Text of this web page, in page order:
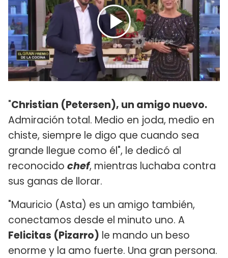
"Christian (Petersen), un amigo nuevo.
Admiración total. Medio en joda, medio en
chiste, siempre le digo que cuando sea
grande llegue como él", le dedicó al
reconocido chef, mientras luchaba contra
sus ganas de llorar.
"Mauricio (Asta) es un amigo también,
conectamos desde el minuto uno. A
Felicitas (Pizarro) le mando un beso
enorme y la amo fuerte. Una gran persona.